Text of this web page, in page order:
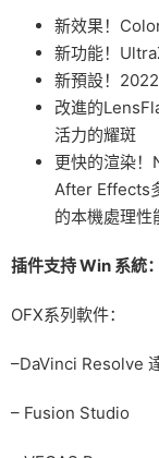
新效果！
新功能！
新預設！
改進的
活力的耀斑
更快的渲染！
After Effects
的本機處理性
插件支持 Win 系統：
OFX系列軟件：
–DaVinci Resolve
– Fusion Studio